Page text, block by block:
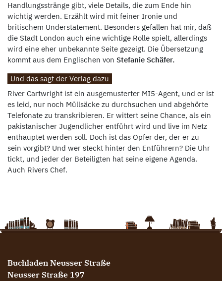
Handlungsstränge gibt, viele Details, die zum Ende hin
wichtig werden. Erzählt wird mit feiner Ironie und
britischem Understatement. Besonders gefallen hat mir, daß
die Stadt London auch eine wichtige Rolle spielt, allerdings
wird eine eher unbekannte Seite gezeigt. Die Übersetzung
kommt aus dem Englischen von Stefanie Schäfer.
Und das sagt der Verlag dazu
River Cartwright ist ein ausgemusterter MI5-Agent, und er ist
es leid, nur noch Müllsäcke zu durchsuchen und abgehörte
Telefonate zu transkribieren. Er wittert seine Chance, als ein
pakistanischer Jugendlicher entführt wird und live im Netz
enthauptet werden soll. Doch ist das Opfer der, der er zu
sein vorgibt? Und wer steckt hinter den Entführern? Die Uhr
tickt, und jeder der Beteiligten hat seine eigene Agenda.
Auch Rivers Chef.
Buchladen Neusser Straße
Neusser Straße 197